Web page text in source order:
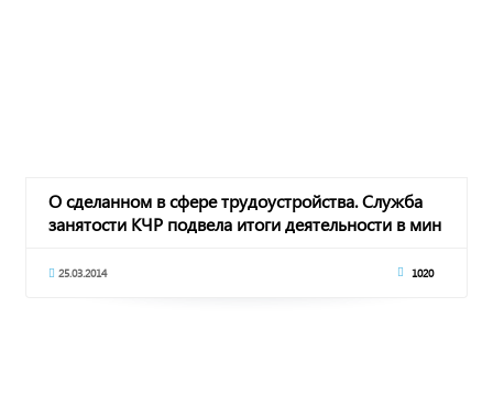
О сделанном в сфере трудоустройства. Служба
занятости КЧР подвела итоги деятельности в мин
25.03.2014 1020